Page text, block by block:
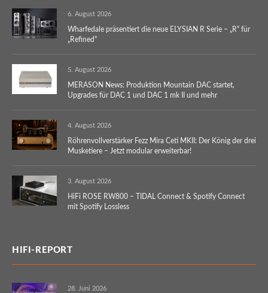
6. August 2026
Wharfedale präsentiert die neue ELYSIAN R Serie – „R“ für
„Refined“
5. August 2026
MERASON News: Produktion Mountain DAC startet,
Upgrades für DAC 1 und DAC 1 mk II und mehr
4. August 2026
Röhrenvollverstärker Fezz Mira Ceti MKII: Der König der drei
Musketiere – Jetzt modular erweiterbar!
3. August 2026
HiFi ROSE RW800 – TIDAL Connect & Spotify Connect
mit Spotify Lossless
HIFI-REPORT
28. Juni 2026